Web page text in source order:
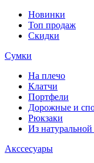
Новинки
Топ продаж
Скидки
Сумки
На плечо
Клатчи
Портфели
Дорожные и
Рюкзаки
Из
Акссесуары